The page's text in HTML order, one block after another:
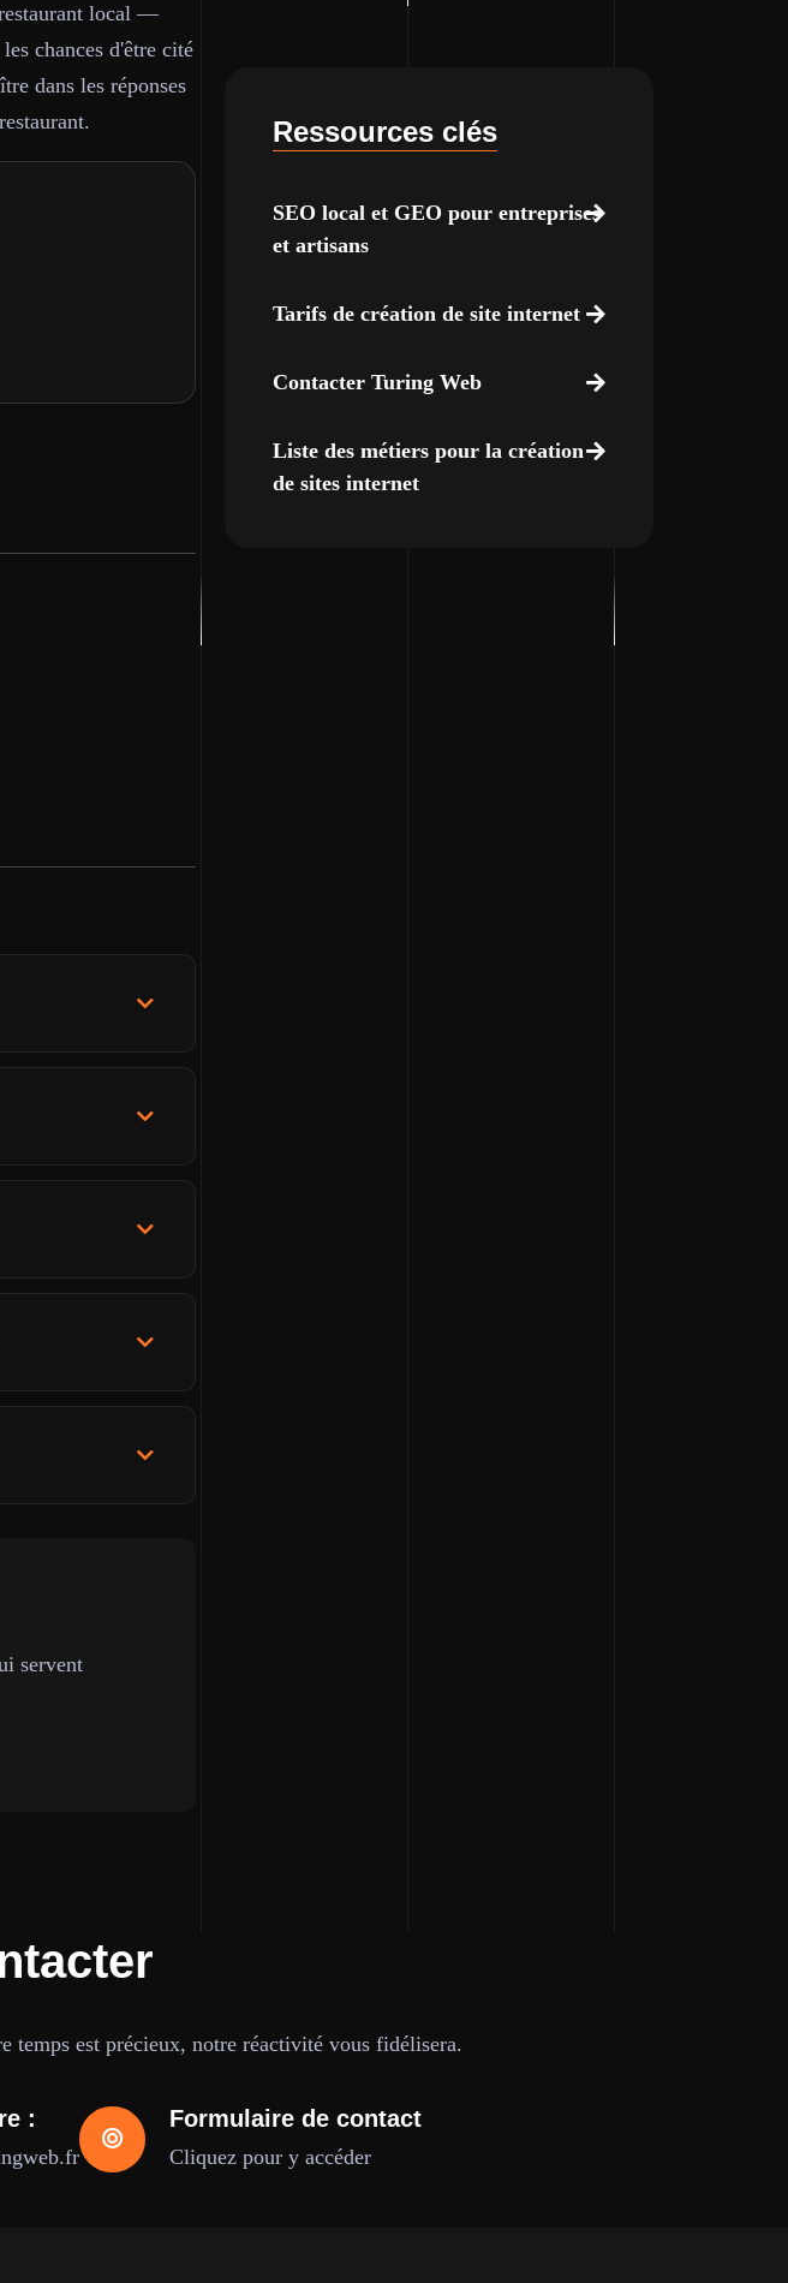
local —
chances d'être cité
dans les réponses
servent
Ressources clés
SEO local et GEO pour entreprises
et artisans
Tarifs de création de site internet
Contacter Turing Web
Liste des métiers pour la création
de sites internet
temps est précieux, notre réactivité vous fidélisera.
: Formulaire de contact
Cliquez pour y accéder